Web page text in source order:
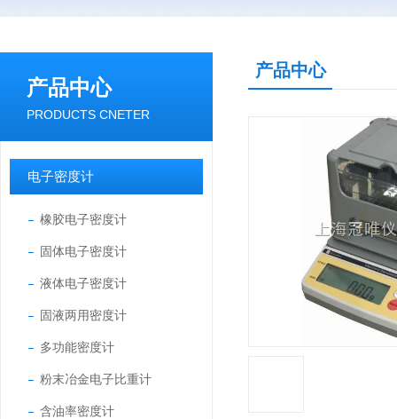
产品中心
PRODUCTS CNETER
电子密度计
橡胶电子密度计
固体电子密度计
液体电子密度计
固液两用密度计
多功能密度计
粉末冶金电子比重计
含油率密度计
产品中心